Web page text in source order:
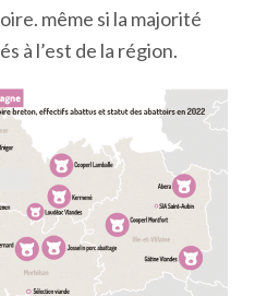
même si la majorité
à l’est de la région.